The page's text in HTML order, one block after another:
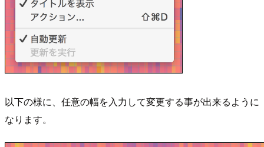
以下の様に、任意の幅を入力して変更する事が出来るように
なります。